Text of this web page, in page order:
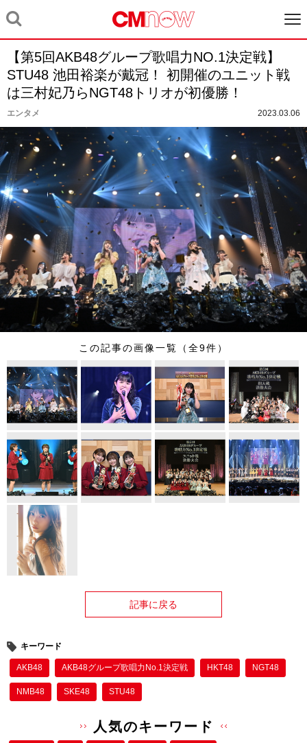
【第5回AKB48グループ歌唱力NO.1決定戦】
STU48 池田裕楽が戴冠！ 初開催のユニット戦
は三村妃乃らNGT48トリオが初優勝！
エンタメ 2023.03.06
この記事の画像一覧（全9件）
記事に戻る
キーワード
AKB48 AKB48グループ歌唱力No.1決定戦 HKT48 NGT48
NMB48 SKE48 STU48
人気のキーワード